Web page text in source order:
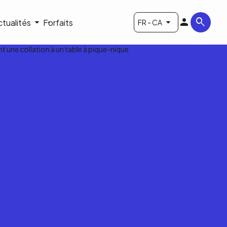
Forfaits FR - CA